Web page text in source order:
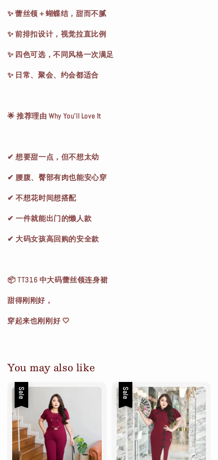
✨ 蕾丝领＋蝴蝶结，甜而不腻
✨ 前排扣设计，视觉拉直比例
✨ 四色可选，不同风格一次满足
✨ 日常、聚会、约会都适合
🌟 推荐理由 Why You’ll Love It
✔ 想要甜一点，但不想太幼
✔ 腰腹、臀部有肉也能安心穿
✔ 不想花时间想搭配
✔ 一件就能出门的懒人款
✔ 大码女孩高回购的安全款
📦 TT316 中大码蕾丝领连身裙
甜得刚刚好，
穿起来也刚刚好 🤍
You may also like
Sale Sale